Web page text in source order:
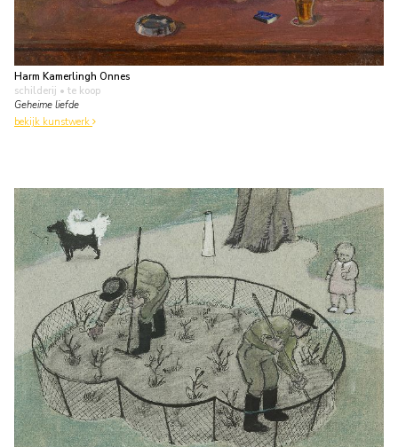
Harm Kamerlingh Onnes
schilderij • te koop
Geheime liefde
bekijk kunstwerk